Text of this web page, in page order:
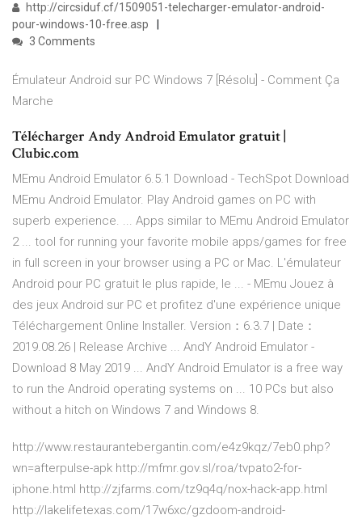
http://circsiduf.cf/1509051-telecharger-emulator-android-
pour-windows-10-free.asp
3 Comments
Émulateur Android sur PC Windows 7 [Résolu] - Comment Ça
Marche
Télécharger Andy Android Emulator gratuit |
Clubic.com
MEmu Android Emulator 6.5.1 Download - TechSpot Download
MEmu Android Emulator. Play Android games on PC with
superb experience. ... Apps similar to MEmu Android Emulator
2 ... tool for running your favorite mobile apps/games for free
in full screen in your browser using a PC or Mac. L'émulateur
Android pour PC gratuit le plus rapide, le ... - MEmu Jouez à
des jeux Android sur PC et profitez d'une expérience unique
Téléchargement Online Installer. Version：6.3.7 | Date：
2019.08.26 | Release Archive ... AndY Android Emulator -
Download 8 May 2019 ... AndY Android Emulator is a free way
to run the Android operating systems on ... 10 PCs but also
without a hitch on Windows 7 and Windows 8.
http://www.restaurantebergantin.com/e4z9kqz/7eb0.php?
wn=afterpulse-apk http://mfmr.gov.sl/roa/tvpato2-for-
iphone.html http://zjfarms.com/tz9q4q/nox-hack-app.html
http://lakelifetexas.com/17w6xc/gzdoom-android-